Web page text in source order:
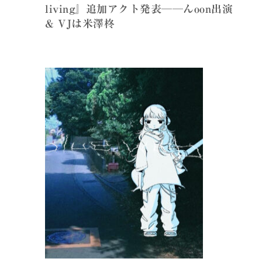
living』追加アクト発表──んoon出演
& VJは米澤柊